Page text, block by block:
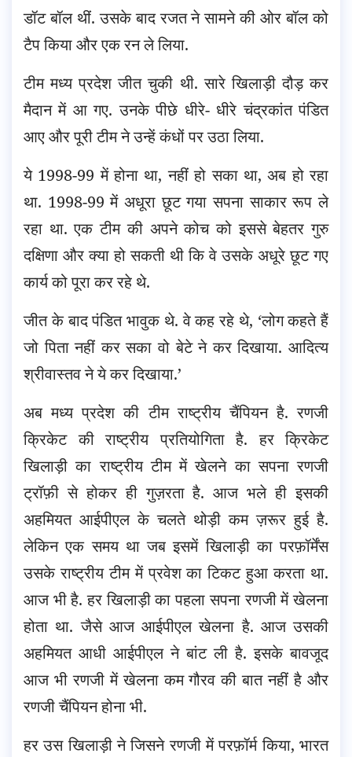
डॉट बॉल थीं. उसके बाद रजत ने सामने की ओर बॉल को
टैप किया और एक रन ले लिया.
टीम मध्य प्रदेश जीत चुकी थी. सारे खिलाड़ी दौड़ कर
मैदान में आ गए. उनके पीछे धीरे- धीरे चंद्रकांत पंडित
आए और पूरी टीम ने उन्हें कंधों पर उठा लिया.
ये 1998-99 में होना था, नहीं हो सका था, अब हो रहा
था. 1998-99 में अधूरा छूट गया सपना साकार रूप ले
रहा था. एक टीम की अपने कोच को इससे बेहतर गुरु
दक्षिणा और क्या हो सकती थी कि वे उसके अधूरे छूट गए
कार्य को पूरा कर रहे थे.
जीत के बाद पंडित भावुक थे. वे कह रहे थे, ‘लोग कहते हैं
जो पिता नहीं कर सका वो बेटे ने कर दिखाया. आदित्य
श्रीवास्तव ने ये कर दिखाया.’
अब मध्य प्रदेश की टीम राष्ट्रीय चैंपियन है. रणजी
क्रिकेट की राष्ट्रीय प्रतियोगिता है. हर क्रिकेट
खिलाड़ी का राष्ट्रीय टीम में खेलने का सपना रणजी
ट्रॉफ़ी से होकर ही गुज़रता है. आज भले ही इसकी
अहमियत आईपीएल के चलते थोड़ी कम ज़रूर हुई है.
लेकिन एक समय था जब इसमें खिलाड़ी का परफ़ॉर्मेंस
उसके राष्ट्रीय टीम में प्रवेश का टिकट हुआ करता था.
आज भी है. हर खिलाड़ी का पहला सपना रणजी में खेलना
होता था. जैसे आज आईपीएल खेलना है. आज उसकी
अहमियत आधी आईपीएल ने बांट ली है. इसके बावजूद
आज भी रणजी में खेलना कम गौरव की बात नहीं है और
रणजी चैंपियन होना भी.
हर उस खिलाड़ी ने जिसने रणजी में परफ़ॉर्म किया, भारत